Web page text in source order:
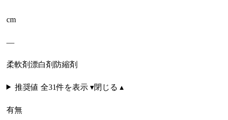
cm
—
柔軟剤漂白剤 防縮剤
推奨値 全31件を表示 ▾閉じる ▴
有無